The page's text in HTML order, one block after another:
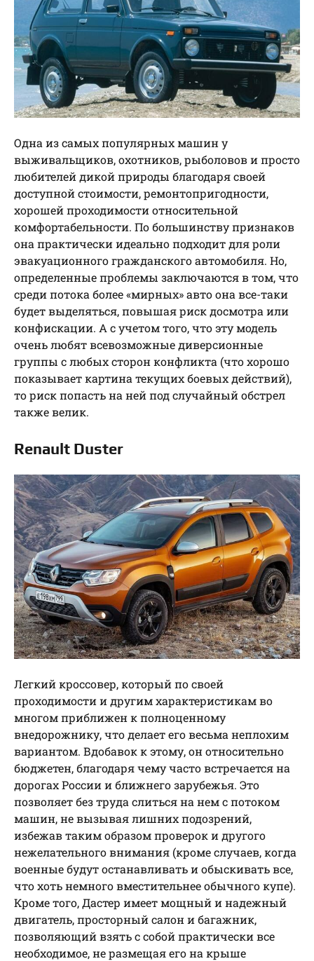
Одна из самых популярных машин у
выживальщиков, охотников, рыболовов и просто
любителей дикой природы благодаря своей
доступной стоимости, ремонтопригодности,
хорошей проходимости относительной
комфортабельности. По большинству признаков
она практически идеально подходит для роли
эвакуационного гражданского автомобиля. Но,
определенные проблемы заключаются в том, что
среди потока более «мирных» авто она все-таки
будет выделяться, повышая риск досмотра или
конфискации. А с учетом того, что эту модель
очень любят всевозможные диверсионные
группы с любых сторон конфликта (что хорошо
показывает картина текущих боевых действий),
то риск попасть на ней под случайный обстрел
также велик.
Renault Duster
Легкий кроссовер, который по своей
проходимости и другим характеристикам во
многом приближен к полноценному
внедорожнику, что делает его весьма неплохим
вариантом. Вдобавок к этому, он относительно
бюджетен, благодаря чему часто встречается на
дорогах России и ближнего зарубежья. Это
позволяет без труда слиться на нем с потоком
машин, не вызывая лишних подозрений,
избежав таким образом проверок и другого
нежелательного внимания (кроме случаев, когда
военные будут останавливать и обыскивать все,
что хоть немного вместительнее обычного купе).
Кроме того, Дастер имеет мощный и надежный
двигатель, просторный салон и багажник,
позволяющий взять с собой практически все
необходимое, не размещая его на крыше